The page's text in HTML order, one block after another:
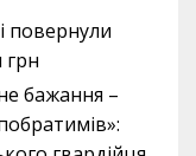
повернули
грн
бажання –